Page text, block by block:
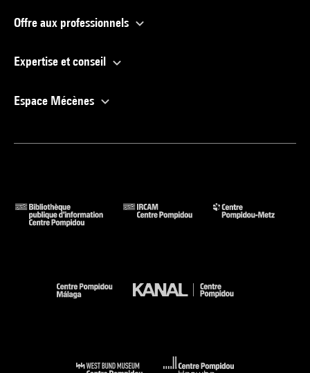
Offre aux professionnels
Expertise et conseil
Espace Mécènes